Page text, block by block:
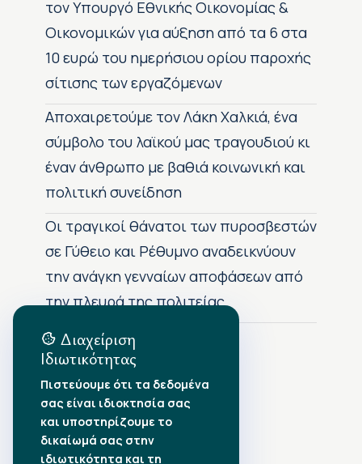
τον Υπουργό Εθνικής Οικονομίας &
Οικονομικών για αύξηση από τα 6 στα
10 ευρώ του ημερήσιου ορίου παροχής
σίτισης των εργαζόμενων
Αποχαιρετούμε τον Λάκη Χαλκιά, ένα
σύμβολο του λαϊκού μας τραγουδιού κι
έναν άνθρωπο με βαθιά κοινωνική και
πολιτική συνείδηση
Οι τραγικοί θάνατοι των πυροσβεστών
σε Γύθειο και Ρέθυμνο αναδεικνύουν
την ανάγκη γενναίων αποφάσεων από
την πλευρά της πολιτείας
Αρχείο Δημοσιεύσεων
•Αύγουστος 2026
•Ιούλιος 2026
•Ιούνιος 2026
Διαχείριση
Ιδιωτικότητας
Πιστεύουμε ότι τα δεδομένα
σας είναι ιδιοκτησία σας
και υποστηρίζουμε το
δικαίωμά σας στην
ιδιωτικότητα και τη